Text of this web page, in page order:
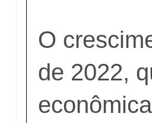
O
de 2022,